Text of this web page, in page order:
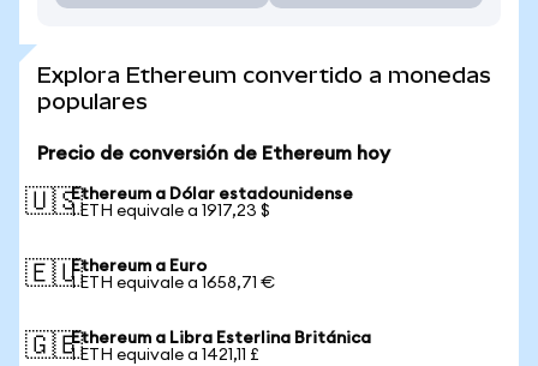
Explora Ethereum convertido a monedas
populares
Precio de conversión de Ethereum hoy
🇺🇸Ethereum a Dólar estadounidense
1 ETH equivale a 1917,23 $
🇪🇺Ethereum a Euro
1 ETH equivale a 1658,71 €
🇬🇧Ethereum a Libra Esterlina Británica
1 ETH equivale a 1421,11 £